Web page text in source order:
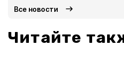
Все новости
Читайте